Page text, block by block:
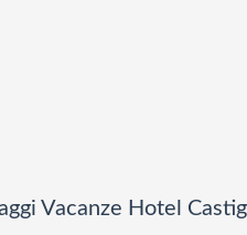
Vacanze Hotel